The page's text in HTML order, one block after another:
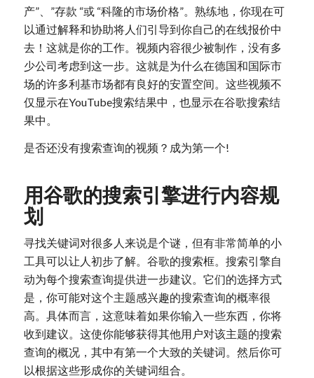
产”、”存款 “或 “科隆的市场价格”。熟练地，你现在可
以通过解释和协助将人们引导到你自己的在线报价中
去！这就是你的工作。视频内容很少被制作，没有多
少公司考虑到这一步。这就是为什么在德国和国际市
场的许多利基市场都有良好的安置空间。这些视频不
仅显示在YouTube搜索结果中，也显示在谷歌搜索结
果中。
是否还没有搜索查询的视频？成为第一个!
用谷歌的搜索引擎进行内容规
划
寻找关键词对很多人来说是个谜，但有非常简单的小
工具可以让人初步了解。谷歌的搜索框。搜索引擎自
动为每个搜索查询提供进一步建议。它们的选择方式
是，你可能对这个主题感兴趣的搜索查询的概率很
高。具体而言，这意味着如果你输入一些东西，你将
收到建议。这使你能够获得其他用户对该主题的搜索
查询的概况，其中有第一个大致的关键词。然后你可
以根据这些形成你的关键词组合。